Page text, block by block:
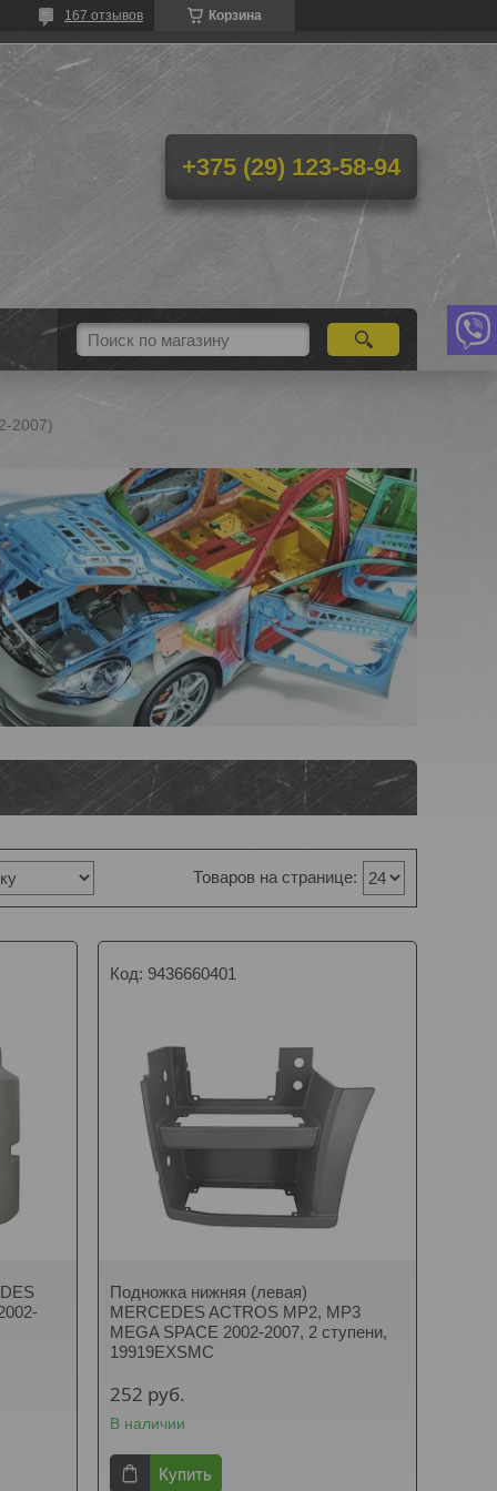
Корзина
167 отзывов
+375 (29) 123-58-94
2007)
9436660401
Подножка нижняя (левая)
MERCEDES ACTROS MP2, MP3
MEGA SPACE 2002-2007, 2 ступени,
19919EXSMC
252 руб.
В наличии
Купить